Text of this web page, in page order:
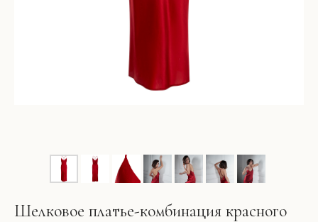
Шелковое платье-комбинация красного